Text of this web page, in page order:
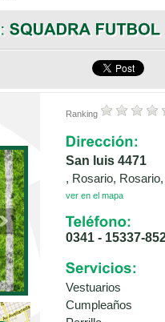
Ranking
San luis 4471
, Rosario,
ver en el mapa
0341 - 15337-
Vestuarios
Cumpleaños